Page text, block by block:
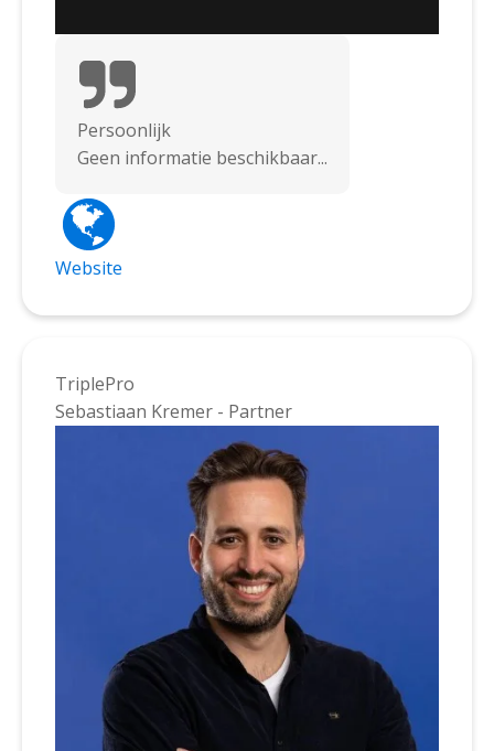
Persoonlijk
Geen informatie beschikbaar...
Website
TriplePro
Sebastiaan Kremer - Partner